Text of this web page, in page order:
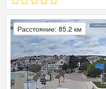
Расстояние: 85.2 км